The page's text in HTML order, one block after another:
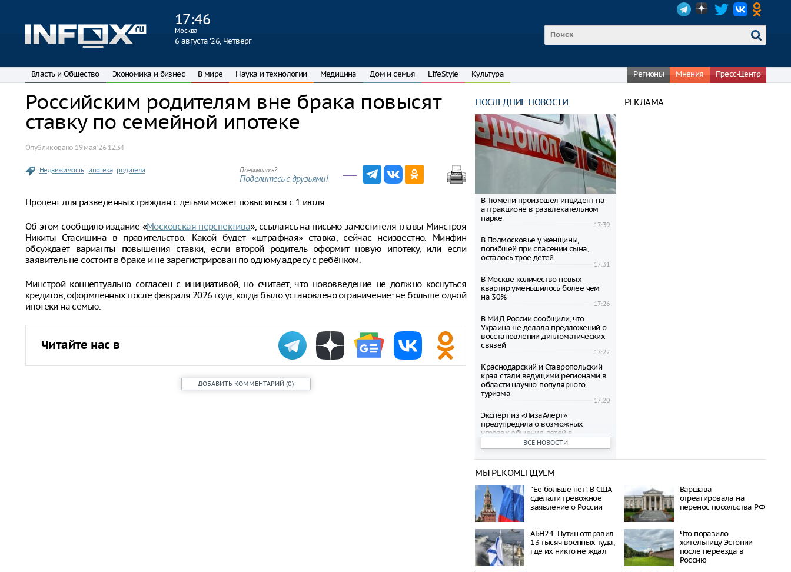
17:46
Москва
6 августа ‘26, Четверг
Власть и Общество Экономика и бизнес В мире Наука и технологии Медицина Дом и семья LIfeStyle Культура Регионы Мнения Пресс-Центр
Российским родителям вне брака повысят
ставку по семейной ипотеке
Опубликовано 19 мая ‘26 12:34
Недвижимость ипотека родители Понравилось?
Поделитесь с друзьями!
Процент для разведенных граждан с детьми может повыситься с 1 июля.
Об этом сообщило издание «Московская перспектива», ссылаясь на письмо заместителя главы Минстроя
Никиты Стасишина в правительство. Какой будет «штрафная» ставка, сейчас неизвестно. Минфин
обсуждает варианты повышения ставки, если второй родитель оформит новую ипотеку, или если
заявитель не состоит в браке и не зарегистрирован по одному адресу с ребёнком.
Минстрой концептуально согласен с инициативой, но считает, что нововведение не должно коснуться
кредитов, оформленных после февраля 2026 года, когда было установлено ограничение: не больше одной
ипотеки на семью.
Читайте нас в
ДОБАВИТЬ КОММЕНТАРИЙ (0)
ПОСЛЕДНИЕ НОВОСТИ
В Тюмени произошел инцидент на
аттракционе в развлекательном
парке
17:39
В Подмосковье у женщины,
погибшей при спасении сына,
осталось трое детей
17:31
В Москве количество новых
квартир уменьшилось более чем
на 30%
17:26
В МИД России сообщили, что
Украина не делала предложений о
восстановлении дипломатических
связей
17:22
Краснодарский и Ставропольский
края стали ведущими регионами в
области научно-популярного
туризма
17:20
Эксперт из «ЛизаАлерт»
предупредила о возможных
угрозах общения детей в
17:09
множество рейсов из-за
17:04
Экипаж пропавшего самолета под
Иркутском выживал в тайге, имея
лишь три конфеты
Трое подростков похитили и
изнасиловали 15-летнюю
школьницу
ВСЕ НОВОСТИ
РЕКЛАМА
МЫ РЕКОМЕНДУЕМ
"Ее больше нет". В США
сделали тревожное
заявление о России
Варшава
отреагировала на
перенос посольства РФ
АБН24: Путин отправил
13 тысяч военных туда,
где их никто не ждал
Что поразило
жительницу Эстонии
после переезда в
Россию